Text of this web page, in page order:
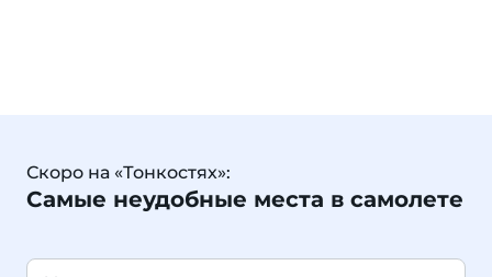
Скоро на «Тонкостях»:
Самые неудобные места в самолете